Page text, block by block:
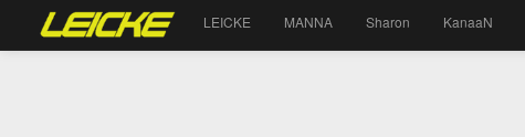
LEICKE MANNA Sharon KanaaN